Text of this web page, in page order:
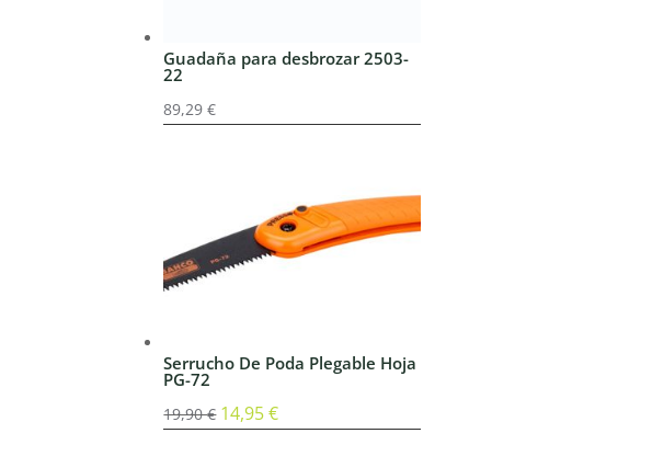
Guadaña para desbrozar 2503-
22
89,29€
Serrucho De Poda Plegable Hoja
PG-72
19,90€ El
14,95€El